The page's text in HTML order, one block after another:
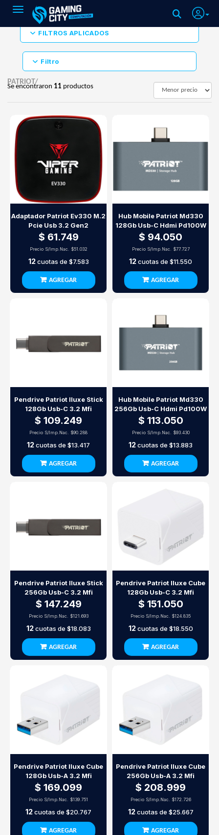
Toggle navigation
FILTROS APLICADOS
Filtro
PATRIOT/
Se encontraron 11 productos
Adaptador Patriot Ev330 M.2
Pcie Usb 3.2 Gen2
$ 61.749
Precio S/Imp.Nac. $51.032
12cuotas de $7.583
AGREGAR
Hub Mobile Patriot Md330
128Gb Usb-C Hdmi Pd100W
$ 94.050
Precio S/Imp.Nac. $77.727
12cuotas de $11.550
AGREGAR
Pendrive Patriot Iluxe Stick
128Gb Usb-C 3.2 Mfi
$ 109.249
Precio S/Imp.Nac. $90.288
12cuotas de $13.417
AGREGAR
Hub Mobile Patriot Md330
256Gb Usb-C Hdmi Pd100W
$ 113.050
Precio S/Imp.Nac. $93.430
12cuotas de $13.883
AGREGAR
Pendrive Patriot Iluxe Stick
256Gb Usb-C 3.2 Mfi
$ 147.249
Precio S/Imp.Nac. $121.693
12cuotas de $18.083
AGREGAR
Pendrive Patriot Iluxe Cube
128Gb Usb-C 3.2 Mfi
$ 151.050
Precio S/Imp.Nac. $124.835
12cuotas de $18.550
AGREGAR
Pendrive Patriot Iluxe Cube
128Gb Usb-A 3.2 Mfi
$ 169.099
Precio S/Imp.Nac. $139.751
12cuotas de $20.767
AGREGAR
Pendrive Patriot Iluxe Cube
256Gb Usb-A 3.2 Mfi
$ 208.999
Precio S/Imp.Nac. $172.726
12cuotas de $25.667
AGREGAR